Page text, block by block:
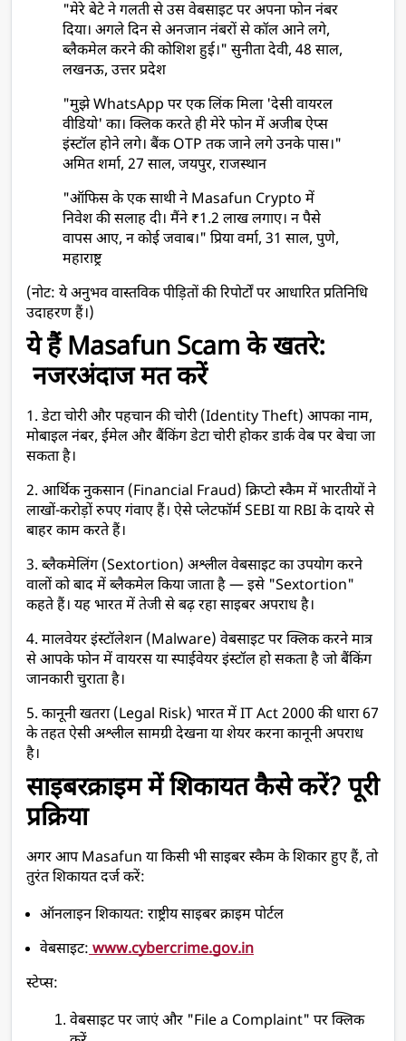
"मेरे बेटे ने गलती से उस वेबसाइट पर अपना फोन नंबर
दिया। अगले दिन से अनजान नंबरों से कॉल आने लगे,
ब्लैकमेल करने की कोशिश हुई।" सुनीता देवी, 48 साल,
लखनऊ, उत्तर प्रदेश
"मुझे WhatsApp पर एक लिंक मिला 'देसी वायरल
वीडियो' का। क्लिक करते ही मेरे फोन में अजीब ऐप्स
इंस्टॉल होने लगे। बैंक OTP तक जाने लगे उनके पास।"
अमित शर्मा, 27 साल, जयपुर, राजस्थान
"ऑफिस के एक साथी ने Masafun Crypto में
निवेश की सलाह दी। मैंने ₹1.2 लाख लगाए। न पैसे
वापस आए, न कोई जवाब।" प्रिया वर्मा, 31 साल, पुणे,
महाराष्ट्र
(नोट: ये अनुभव वास्तविक पीड़ितों की रिपोर्टों पर आधारित प्रतिनिधि
उदाहरण हैं।)
ये हैं Masafun Scam के खतरे:
नजरअंदाज मत करें
1. डेटा चोरी और पहचान की चोरी (Identity Theft) आपका नाम,
मोबाइल नंबर, ईमेल और बैंकिंग डेटा चोरी होकर डार्क वेब पर बेचा जा
सकता है।
2. आर्थिक नुकसान (Financial Fraud) क्रिप्टो स्कैम में भारतीयों ने
लाखों-करोड़ों रुपए गंवाए हैं। ऐसे प्लेटफॉर्म SEBI या RBI के दायरे से
बाहर काम करते हैं।
3. ब्लैकमेलिंग (Sextortion) अश्लील वेबसाइट का उपयोग करने
वालों को बाद में ब्लैकमेल किया जाता है — इसे "Sextortion"
कहते हैं। यह भारत में तेजी से बढ़ रहा साइबर अपराध है।
4. मालवेयर इंस्टॉलेशन (Malware) वेबसाइट पर क्लिक करने मात्र
से आपके फोन में वायरस या स्पाईवेयर इंस्टॉल हो सकता है जो बैंकिंग
जानकारी चुराता है।
5. कानूनी खतरा (Legal Risk) भारत में IT Act 2000 की धारा 67
के तहत ऐसी अश्लील सामग्री देखना या शेयर करना कानूनी अपराध
है।
साइबरक्राइम में शिकायत कैसे करें? पूरी
प्रक्रिया
अगर आप Masafun या किसी भी साइबर स्कैम के शिकार हुए हैं, तो
तुरंत शिकायत दर्ज करें:
ऑनलाइन शिकायत: राष्ट्रीय साइबर क्राइम पोर्टल
वेबसाइट: www.cybercrime.gov.in
स्टेप्स:
वेबसाइट पर जाएं और "File a Complaint" पर क्लिक